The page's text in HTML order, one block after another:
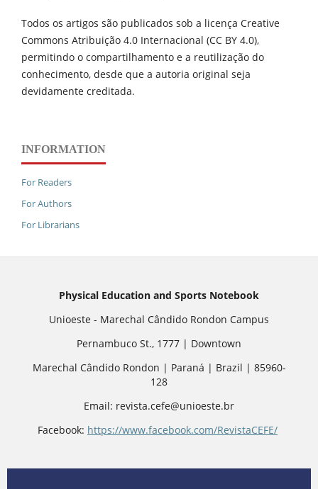
Todos os artigos são publicados sob a licença Creative
Commons Atribuição 4.0 Internacional (CC BY 4.0),
permitindo o compartilhamento e a reutilização do
conhecimento, desde que a autoria original seja
devidamente creditada.
INFORMATION
For Readers
For Authors
For Librarians
Physical Education and Sports Notebook
Unioeste - Marechal Cândido Rondon Campus
Pernambuco St., 1777 | Downtown
Marechal Cândido Rondon | Paraná | Brazil | 85960-
128
Email: revista.cefe@unioeste.br
Facebook: https://www.facebook.com/RevistaCEFE/